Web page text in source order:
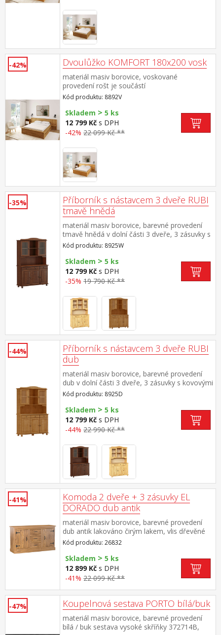
-42% Dvoulůžko KOMFORT 180x200 vosk
materiál masiv borovice, voskované
provedení rošt je součástí
dodávky doporučený rozměr matrace 180 ×
200 cm nebo 2 kusy 90 × 200 cm vhodný
doplněk úložný prostor 8893V
Kód produktu: 8892V
Skladem > 5 ks
12 799 Kč s DPH
-42% 22 099 Kč **
-35%
Příborník s nástavcem 3 dveře RUBI
tmavě hnědá
materiál masiv borovice, barevné provedení
tmavě hnědá v dolní části 3 dveře, 3 zásuvky s
kovovými pojezdy v horní části dvoje
prosklené dveře
Kód produktu: 8925W
Skladem > 5 ks
12 799 Kč s DPH
-35% 19 790 Kč **
-44%
Příborník s nástavcem 3 dveře RUBI
dub
materiál masiv borovice, barevné provedení
dub v dolní části 3 dveře, 3 zásuvky s kovovými
pojezdy v horní části dvoje prosklené dveře
Kód produktu: 8925D
Skladem > 5 ks
12 799 Kč s DPH
-44% 22 990 Kč **
-41%
Komoda 2 dveře + 3 zásuvky EL
DORADO dub antik
materiál masiv borovice, barevné provedení
dub antik lakováno čirým lakem, vlis dřevěné
struktury 2 dvířka, 2 police, 3 zásuvky součást
sestavy EL DORADO
Kód produktu: 26832
Skladem > 5 ks
12 899 Kč s DPH
-41% 22 099 Kč **
-47% Koupelnová sestava PORTO bílá/buk
materiál masiv borovice, barevné provedení
bílá / buk sestava vysoké skříňky 372714B,